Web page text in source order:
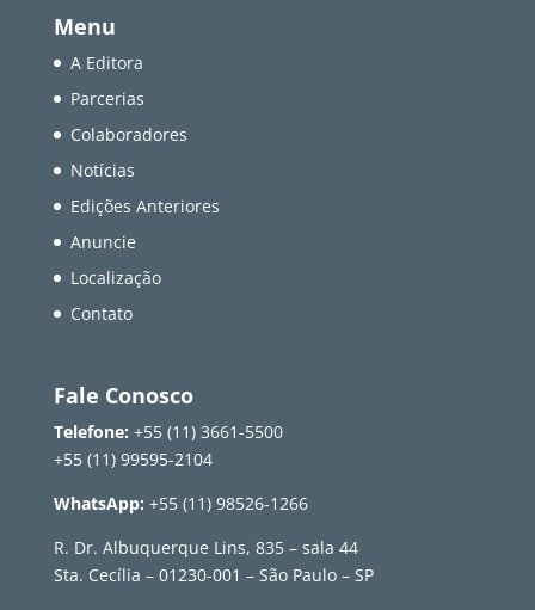
Menu
A Editora
Parcerias
Colaboradores
Notícias
Edições Anteriores
Anuncie
Localização
Contato
Fale Conosco
Telefone: +55 (11) 3661-5500
+55 (11) 99595-2104
WhatsApp: +55 (11) 98526-1266
R. Dr. Albuquerque Lins, 835 – sala 44
Sta. Cecília – 01230-001 – São Paulo – SP